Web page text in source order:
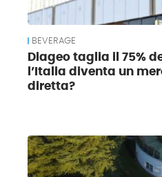
BEVERAGE
Diageo taglia il 75%
l’Italia diventa un
diretta?